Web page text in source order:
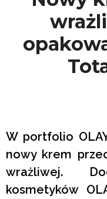
W portfolio
nowy krem
wrażliwej.
kosmetyków